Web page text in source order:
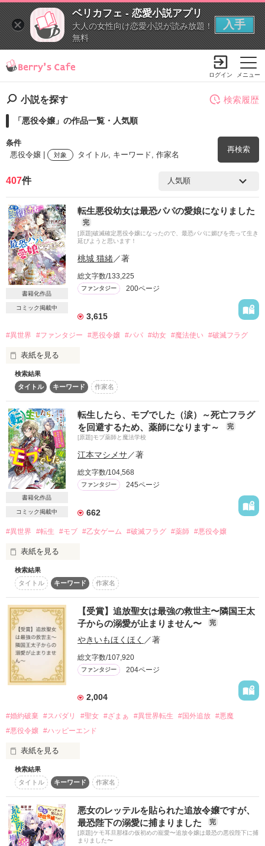
ベリカフェ - 恋愛小説アプリ
大人の女性向け恋愛小説が読み放題！
無料
入手
メニュー
ログイン
小説を探す
「悪役令嬢」の作品一覧・人気順
条件
悪役令嬢 |
対象 タイトル, キーワード, 作家名
再検索
検索ワード
を含む
詳しく検索
検索対象
タイトル キーワード
あらすじ
感想
ステータス 全て 完結 更新中
作品の長さ 長編 中編
コンテスト
賞」ベリーズカフェ会場
その他の条件 動画あり
検索履歴
407件
書籍化作品
コミック掲載中
転生悪役幼女は最恐パパの愛娘になりました
完
[原題]破滅確定悪役令嬢になったので、最恐パパに媚びを売って生き
延びようと思います！
桃城 猫緒／著
総文字数/133,225
ファンタジー 200ページ
3,615
#異世界 #ファンタジー #悪役令嬢 #パパ #幼女 #魔法使い #破滅フラグ
表紙を見る
目指せ！　最恐パパの愛娘！
魔公爵ディーの娘サマラ（５歳）は
ある日前世の記憶を取り戻し、
自分がゲームの悪役令嬢であることを悟る。
16歳で確実に死亡する破滅フラグを回避するために
サマラがとった作戦は――
世界最強の魔法使いであるパパに
媚びを売って庇護してもらうこと！
クールで人嫌いな最強パパに愛されるため、
サマラは今日もいい子で頑張ります！
未来の悪役令嬢
あざとい幼女サマラ（5歳）
世界最強の魔法使い
人嫌いなイケメン魔公爵ディー（25歳）
魔法と妖精の世界で
サマラは無事に生き延びることが出来るのか!?
2020.09.08　公開完結
※番外編あります。作者プロフィールのリンクから！
Review　thanks
＊たぬき様
＊nonn77様
作品を読む
検索結果
タイトル
キーワード 作家名
書籍化作品
コミック掲載中
転生したら、モブでした（涙）～死亡フラグ
を回避するため、薬師になります～
完
[原題]モブ薬師と魔法学校
江本マシメサ／著
総文字数/104,568
ファンタジー 245ページ
662
#異世界 #転生 #モブ #乙女ゲーム #破滅フラグ #薬師 #悪役令嬢
表紙を見る
転生先は、前世ではまっていた乙女ゲームの世界！
でも、ヒロインでもなく、悪役令嬢でもなく、モブキャラって
アリなの!?
しかも、モブなのに、悪役令嬢の策にハマって、校舎ごと破滅
されるって、どういうこと!?
モブキャラらしく、地味な魔法薬学科に転入してみたけれど、
どうやら厄介ごとに巻き込まれそうです…!?
作品を読む
検索結果
タイトル
キーワード 作家名
【受賞】追放聖女は最強の救世主〜隣国王太
子からの溺愛が止まりません〜
完
やきいもほくほく ／著
総文字数/107,920
ファンタジー 204ページ
2,004
#婚約破棄 #スパダリ #聖女 #ざまぁ #異世界転生 #国外追放 #悪魔
#悪役令嬢 #ハッピーエンド
表紙を見る
○●○●○●○● ○●○●○●○●
第5回 一二三書房 WEB小説大賞
期間中受賞をいただきました。
ありがとうございますヽ(´▽｀)/
２０２５.０２.１５　書籍発売中です！
○●○●○●○●○●○●○●○●
検索結果
タイトル
キーワード 作家名
悪女のレッテルを貼られた追放令嬢ですが、
最恐陛下の溺愛に捕まりました
完
[原題]ケモ耳旦那様の仮初めの寵愛〜追放令嬢は最恐の悪役陛下に捕
まりました〜